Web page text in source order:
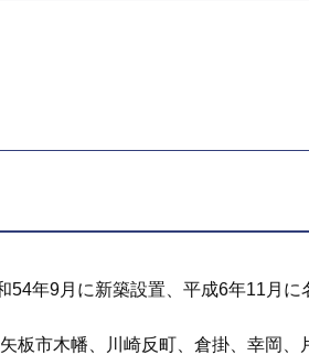
年9月に新築設置、平成6年11月に
板市木幡、川崎反町、倉掛、幸岡、